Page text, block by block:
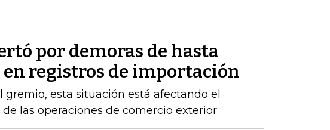
por demoras de hasta
registros de importación
gremio, esta situación está afectando el
las operaciones de comercio exterior